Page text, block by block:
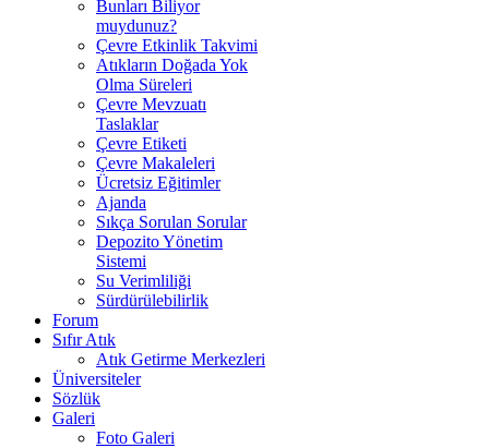
Bunları Biliyor
muydunuz?
Çevre Etkinlik Takvimi
Atıkların Doğada Yok
Olma Süreleri
Çevre Mevzuatı
Taslaklar
Çevre Etiketi
Çevre Makaleleri
Ücretsiz Eğitimler
Ajanda
Sıkça Sorulan Sorular
Depozito Yönetim
Sistemi
Su Verimliliği
Sürdürülebilirlik
Forum
Sıfır Atık
Atık Getirme Merkezleri
Üniversiteler
Sözlük
Galeri
Foto Galeri